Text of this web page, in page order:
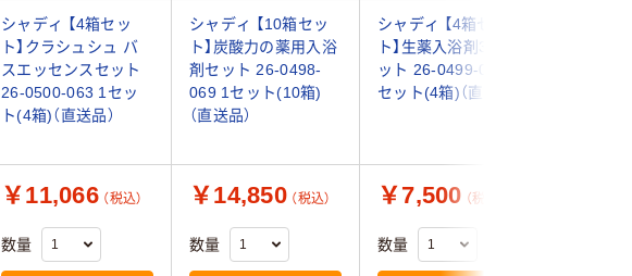
シャディ 【4箱セッ
ト】クラシュシュ バ
スエッセンスセット
26-0500-063 1セッ
ト(4箱)（直送品）
シャディ 【10箱セッ
ト】炭酸力の薬用入浴
剤セット 26-0498-
069 1セット(10箱)
（直送品）
シャディ 【4箱セッ
ト】生薬入浴剤3包セ
ット 26-0499-014 1
セット(4箱)（直送品）
￥11,066 （税込）
数量
￥14,850 （税込）
数量
￥7,500 （税込）
数量